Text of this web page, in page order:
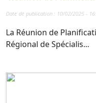
Date de publication : 10/02/2025 -
La Réunion de
Régional de Spécialis...